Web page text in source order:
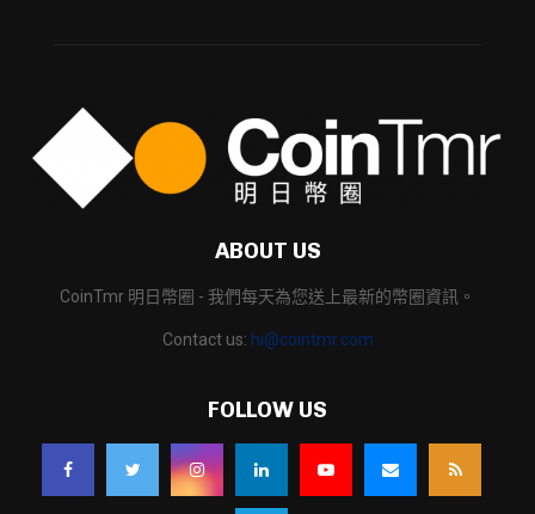
ABOUT US
CoinTmr 明日幣圈 - 我們每天為您送上最新的幣圈資訊。
Contact us: hi@cointmr.com
FOLLOW US